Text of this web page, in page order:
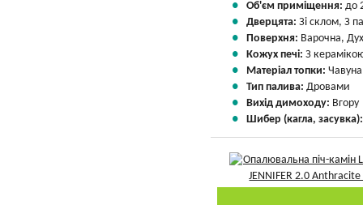
Об'єм приміщення: до
Дверцята: Зі склом, З
Поверхня: Варочна,
Кожух печі: З
Матеріал топки: Чавуна
Тип палива: Дровами
Вихід димоходу: Вгору
Шибер (кагла,